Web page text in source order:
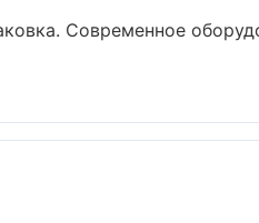
Современное